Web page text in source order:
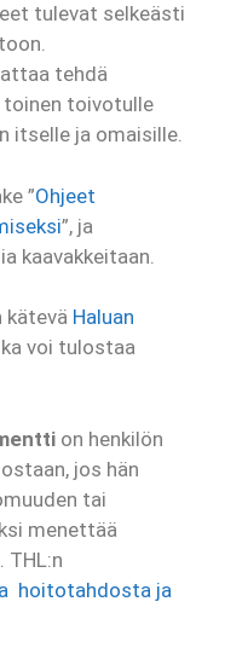
tulevat selkeästi
tehdä
toinen toivotulle
itselle ja omaisille.
”Ohjeet
”, ja
kaavakkeitaan.
kätevä Haluan
voi tulostaa
on henkilön
jos hän
tai
menettää
THL:n
hoitotahdosta ja